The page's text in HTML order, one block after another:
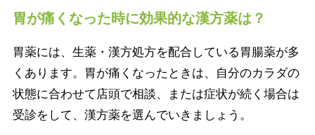
胃が痛くなった時に効果的な漢方薬は？
胃薬には、生薬・漢方処方を配合している胃腸薬が多
くあります。胃が痛くなったときは、自分のカラダの
状態に合わせて店頭で相談、または症状が続く場合は
受診をして、漢方薬を選んでいきましょう。